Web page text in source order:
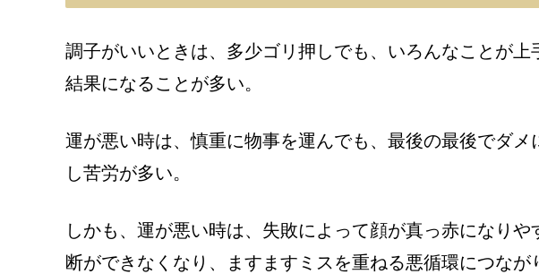
調子がいいときは、多少ゴリ押しでも、いろんなことが
結果になることが多い。
運が悪い時は、慎重に物事を運んでも、最後の最後でダ
し苦労が多い。
しかも、運が悪い時は、失敗によって顔が真っ赤になりや
断ができなくなり、ますますミスを重ねる悪循環につなが